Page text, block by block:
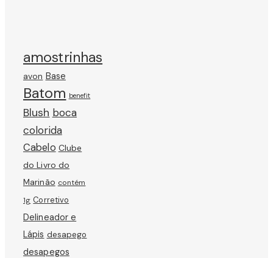
amostrinhas
avon Base
Batom benefit
Blush boca
colorida
Cabelo Clube
do Livro do
Marinão contém
1g Corretivo
Delineador e
Lápis desapego
desapegos